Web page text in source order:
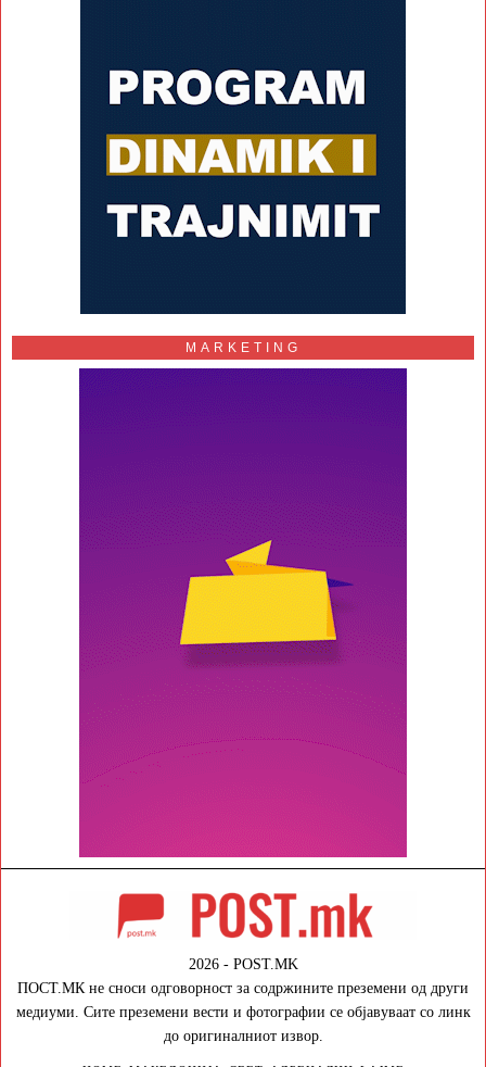
MARKETING
2026 - POST.MK
ПОСТ.МК не сноси одговорност за содржините преземени од други
медиуми. Сите преземени вести и фотографии се објавуваат со линк
до оригиналниот извор.